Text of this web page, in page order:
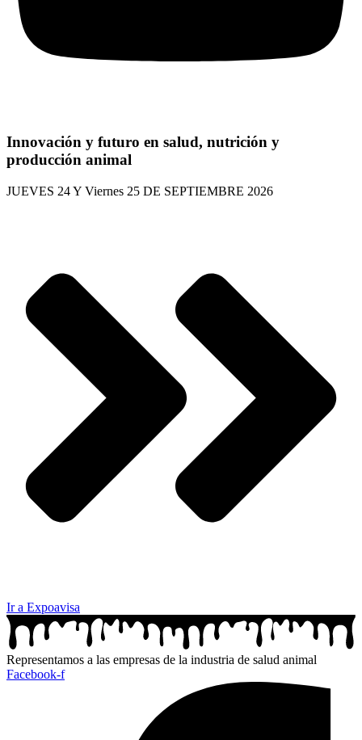
Innovación y futuro en salud, nutrición y
producción animal
JUEVES 24 Y Viernes 25 DE SEPTIEMBRE 2026
Ir a Expoavisa
Representamos a las empresas de la industria de salud animal
Facebook-f